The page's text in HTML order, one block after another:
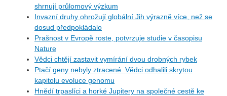
shrnují průlomový výzkum
Invazní druhy ohrožují globální Jih výrazně více, než se
dosud předpokládalo
Prašnost v Evropě roste, potvrzuje studie v časopisu
Nature
Vědci chtějí zastavit vymírání dvou drobných rybek
Ptačí geny nebyly ztracené. Vědci odhalili skrytou
kapitolu evoluce genomu
Hnědí trpaslíci a horké Jupitery na společné cestě ke